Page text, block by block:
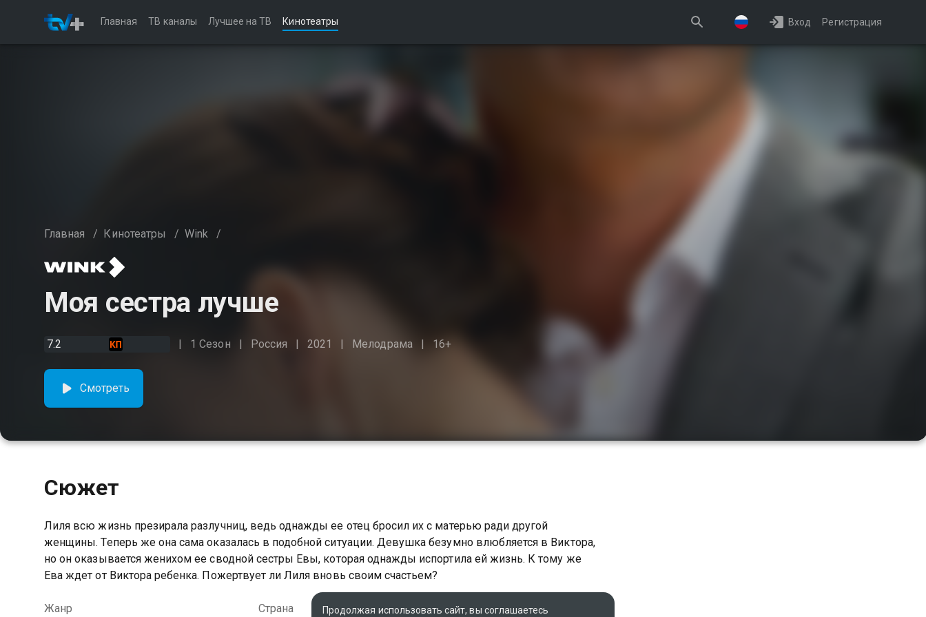
Главная ТВ каналы Лучшее на ТВ Кинотеатры Вход Регистрация
Главная / Кинотеатры / Wink /
Моя сестра лучше
7.2 1 Сезон Россия 2021 Мелодрама 16+
Смотреть
Сюжет
Лиля всю жизнь презирала разлучниц, ведь однажды ее отец бросил их с матерью ради другой
женщины. Теперь же она сама оказалась в подобной ситуации. Девушка безумно влюбляется в Виктора,
но он оказывается женихом ее сводной сестры Евы, которая однажды испортила ей жизнь. К тому же
Ева ждет от Виктора ребенка. Пожертвует ли Лиля вновь своим счастьем?
Жанр Страна Продолжая использовать сайт, вы соглашаетесь